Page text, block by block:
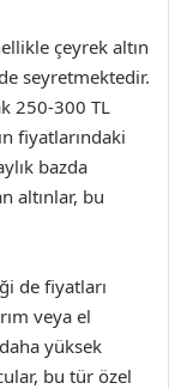
çeyrek altın
seyretmektedir.
250-300 TL
fiyatlarındaki
bazda
altınlar, bu
de fiyatları
veya el
yüksek
bu tür özel